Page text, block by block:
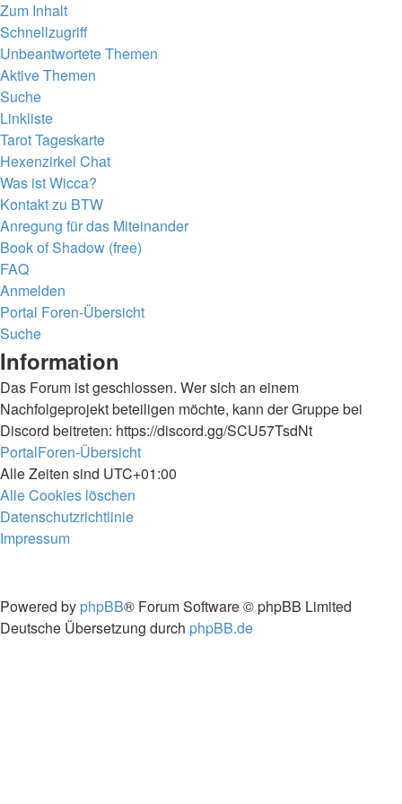
Zum Inhalt
Schnellzugriff
Unbeantwortete Themen
Aktive Themen
Suche
Linkliste
Tarot Tageskarte
Hexenzirkel Chat
Was ist Wicca?
Kontakt zu BTW
Anregung für das Miteinander
Book of Shadow (free)
FAQ
Anmelden
Portal Foren-Übersicht
Suche
Information
Das Forum ist geschlossen. Wer sich an einem
Nachfolgeprojekt beteiligen möchte, kann der Gruppe bei
Discord beitreten: https://discord.gg/SCU57TsdNt
PortalForen-Übersicht
Alle Zeiten sind UTC+01:00
Alle Cookies löschen
Datenschutzrichtlinie
Impressum
Powered by phpBB® Forum Software © phpBB Limited
Deutsche Übersetzung durch phpBB.de